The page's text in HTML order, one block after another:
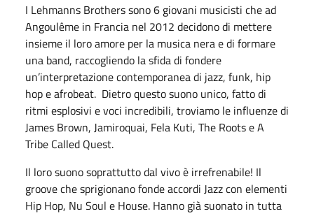
I Lehmanns Brothers sono 6 giovani musicisti che ad
Angoulême in Francia nel 2012 decidono di mettere
insieme il loro amore per la musica nera e di formare
una band, raccogliendo la sfida di fondere
un’interpretazione contemporanea di jazz, funk, hip
hop e afrobeat. Dietro questo suono unico, fatto di
ritmi esplosivi e voci incredibili, troviamo le influenze di
James Brown, Jamiroquai, Fela Kuti, The Roots e A
Tribe Called Quest.
Il loro suono soprattutto dal vivo è irrefrenabile! Il
groove che sprigionano fonde accordi Jazz con elementi
Hip Hop, Nu Soul e House. Hanno già suonato in tutta